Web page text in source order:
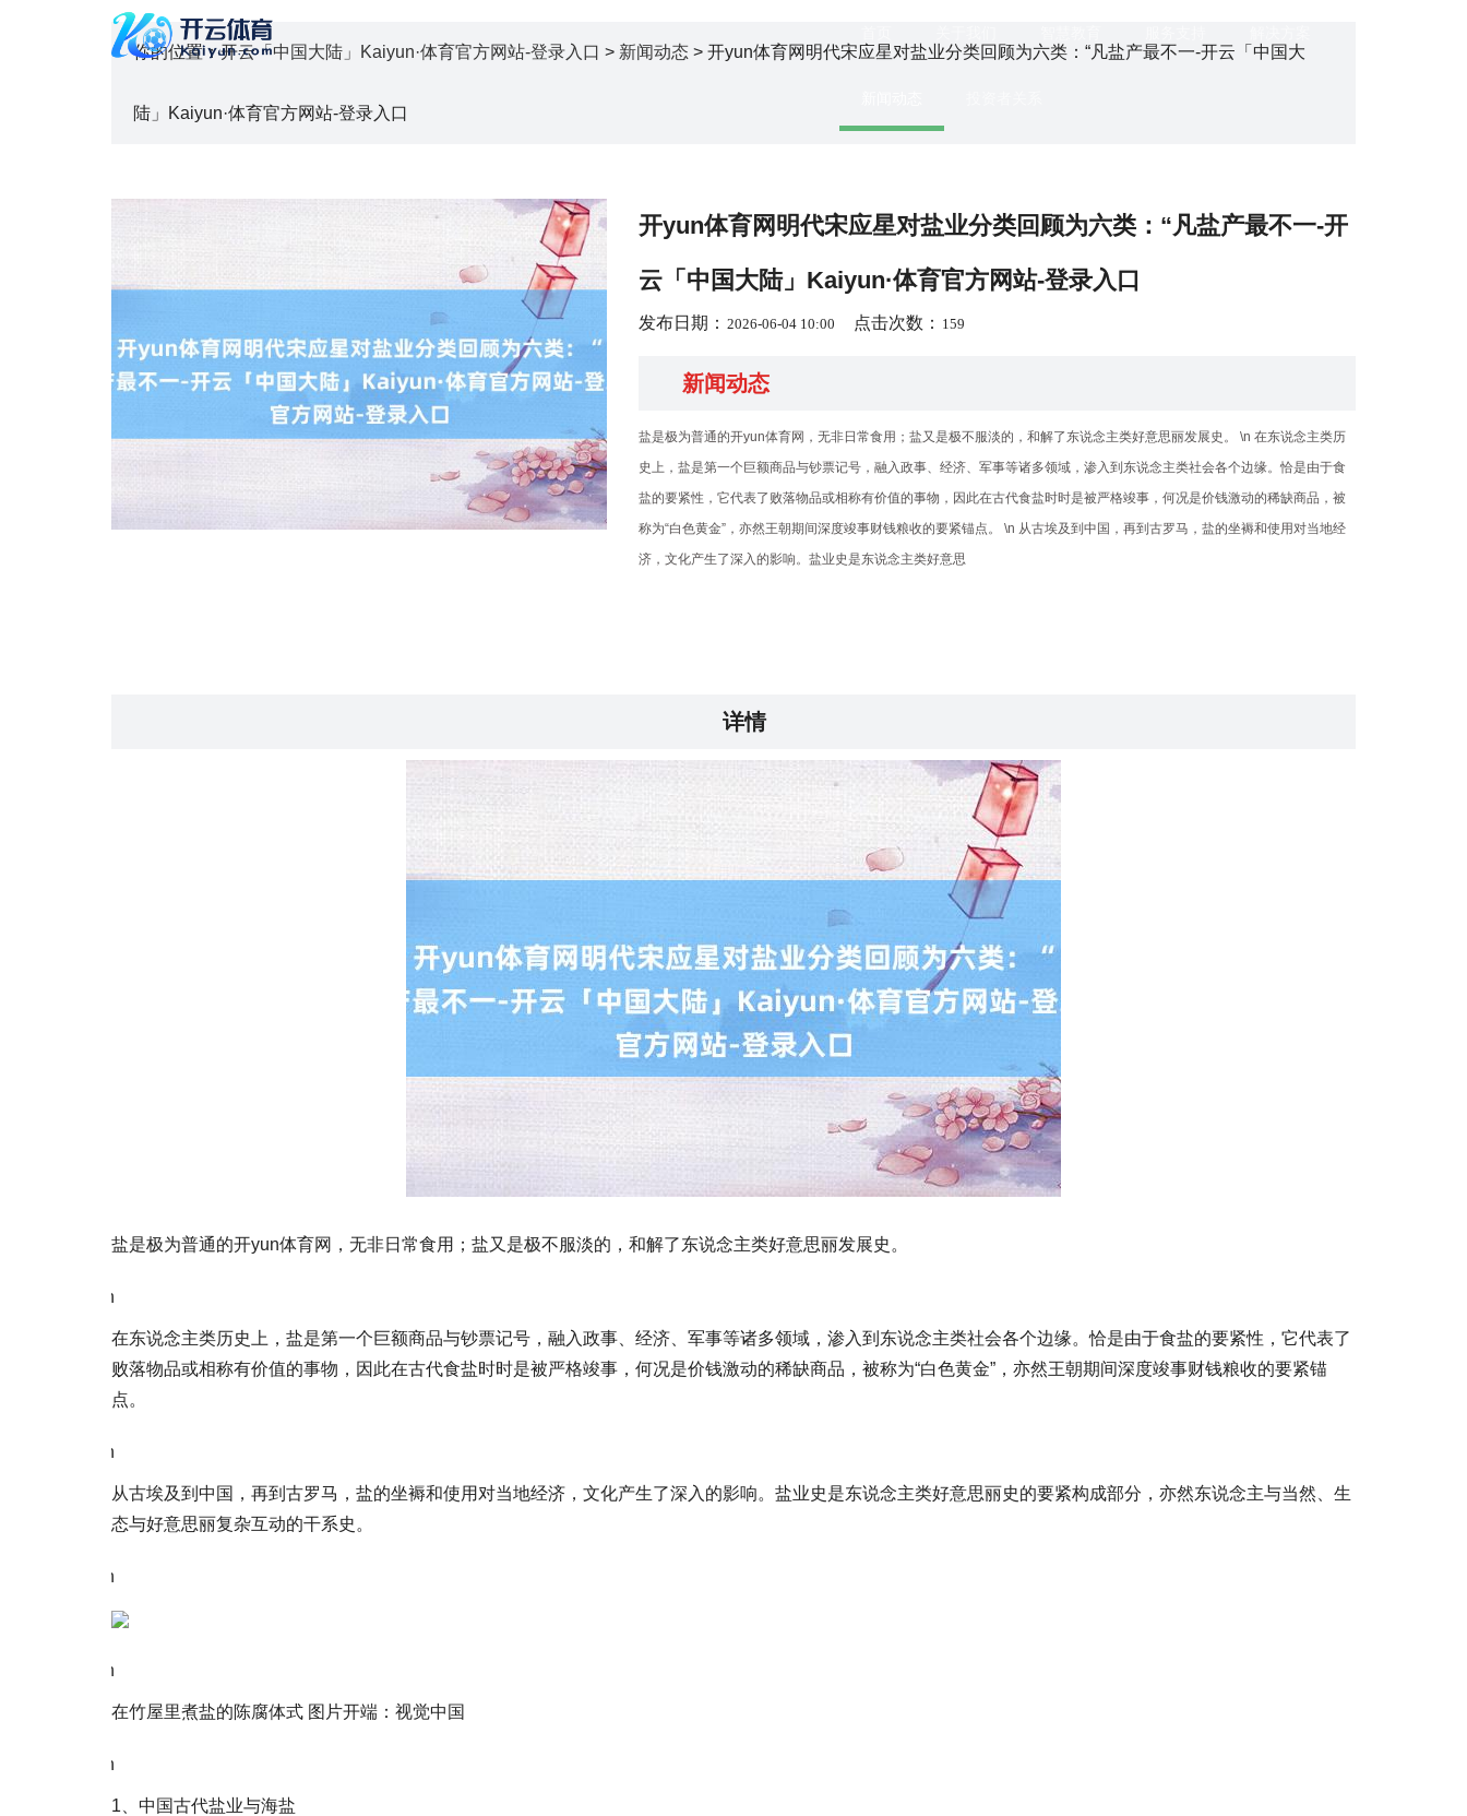
你的位置：开云「中国大陆」Kaiyun·体育官方网站-登录入口 > 新闻动态 > 开yun体育网明代宋应星对盐业分类回顾为六类：“凡盐产最不一-开云「中国大
陆」Kaiyun·体育官方网站-登录入口
开yun体育网明代宋应星对盐业分类回顾为六类：“凡盐产最不一-开
云「中国大陆」Kaiyun·体育官方网站-登录入口
发布日期： 2026-06-04 10:00 点击次数： 159
新闻动态
盐是极为普通的开yun体育网，无非日常食用；盐又是极不服淡的，和解了东说念主类好意思丽发展史。 \n 在东说念主类历
史上，盐是第一个巨额商品与钞票记号，融入政事、经济、军事等诸多领域，渗入到东说念主类社会各个边缘。恰是由于食
盐的要紧性，它代表了败落物品或相称有价值的事物，因此在古代食盐时时是被严格竣事，何况是价钱激动的稀缺商品，被
称为“白色黄金”，亦然王朝期间深度竣事财钱粮收的要紧锚点。 \n 从古埃及到中国，再到古罗马，盐的坐褥和使用对当地经
济，文化产生了深入的影响。盐业史是东说念主类好意思
详情
盐是极为普通的开yun体育网，无非日常食用；盐又是极不服淡的，和解了东说念主类好意思丽发展史。
\n
在东说念主类历史上，盐是第一个巨额商品与钞票记号，融入政事、经济、军事等诸多领域，渗入到东说念主类社会各个边缘。恰是由于食盐的要紧性，它代表了
败落物品或相称有价值的事物，因此在古代食盐时时是被严格竣事，何况是价钱激动的稀缺商品，被称为“白色黄金”，亦然王朝期间深度竣事财钱粮收的要紧锚
点。
\n
从古埃及到中国，再到古罗马，盐的坐褥和使用对当地经济，文化产生了深入的影响。盐业史是东说念主类好意思丽史的要紧构成部分，亦然东说念主与当然、生
态与好意思丽复杂互动的干系史。
\n
\n
在竹屋里煮盐的陈腐体式 图片开端：视觉中国
\n
1、中国古代盐业与海盐